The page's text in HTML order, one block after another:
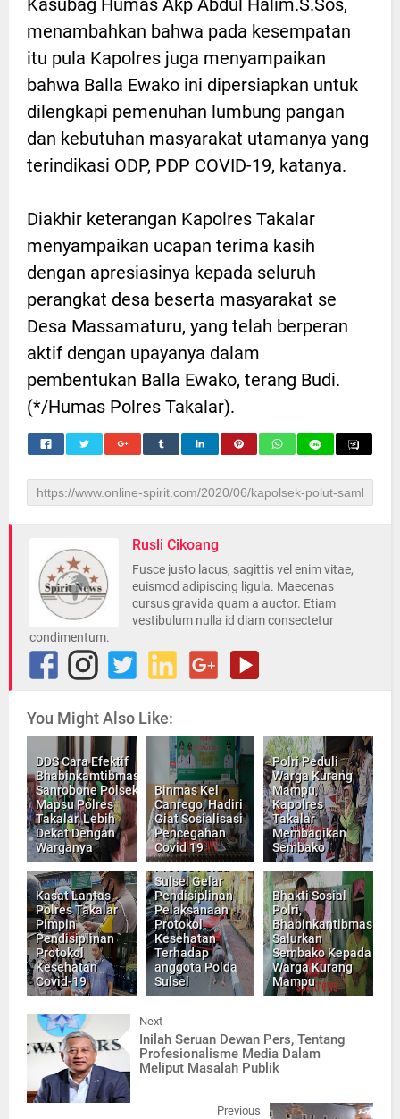
menambahkan bahwa pada kesempatan
itu pula Kapolres juga menyampaikan
bahwa Balla Ewako ini dipersiapkan untuk
dilengkapi pemenuhan lumbung pangan
dan kebutuhan masyarakat utamanya yang
terindikasi ODP, PDP COVID-19, katanya.
Diakhir keterangan Kapolres Takalar
menyampaikan ucapan terima kasih
dengan apresiasinya kepada seluruh
perangkat desa beserta masyarakat se
Desa Massamaturu, yang telah berperan
aktif dengan upayanya dalam
pembentukan Balla Ewako, terang Budi.
(*/Humas Polres Takalar).
Rusli Cikoang
Fusce justo lacus, sagittis vel enim vitae,
euismod adipiscing ligula. Maecenas
cursus gravida quam a auctor. Etiam
vestibulum nulla id diam consectetur
condimentum.
You Might Also Like:
DDS Cara Efektif
Bhabinkamtibmas
Sanrobone Polsek
Mapsu Polres
Takalar, Lebih
Dekat Dengan
Warganya
Binmas Kel
Canrego, Hadiri
Giat Sosialisasi
Pencegahan
Covid 19
Polri Peduli
Warga Kurang
Mampu,
Kapolres
Takalar
Membagikan
Sembako
Kasat Lantas
Polres Takalar
Pimpin
Pendisiplinan
Protokol
Kesehatan
Covid-19
Provos Polda
Sulsel Gelar
Pendisiplinan
Pelaksanaan
Protokol
Kesehatan
Terhadap
anggota Polda
Sulsel
Bhakti Sosial
Polri,
Bhabinkantibmas
Salurkan
Sembako Kepada
Warga Kurang
Mampu
Next
Inilah Seruan Dewan Pers, Tentang
Profesionalisme Media Dalam
Meliput Masalah Publik
Previous